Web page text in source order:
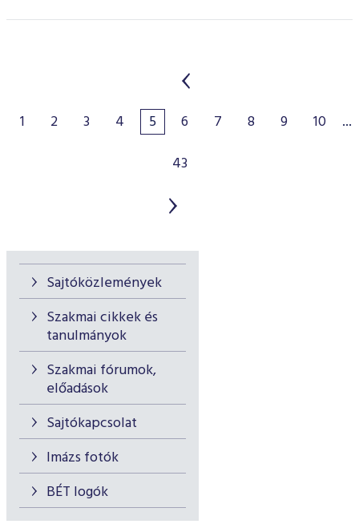
Sajtóközlemények
Szakmai cikkek és
tanulmányok
Szakmai fórumok,
előadások
Sajtókapcsolat
Imázs fotók
BÉT logók
1 2 3 4 5 6 7 8 9 10
...
43